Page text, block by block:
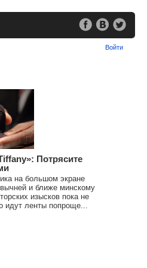
Войти
Потрясите
на большом экране
и ближе минскому
изысков пока не
идут ленты попроще...